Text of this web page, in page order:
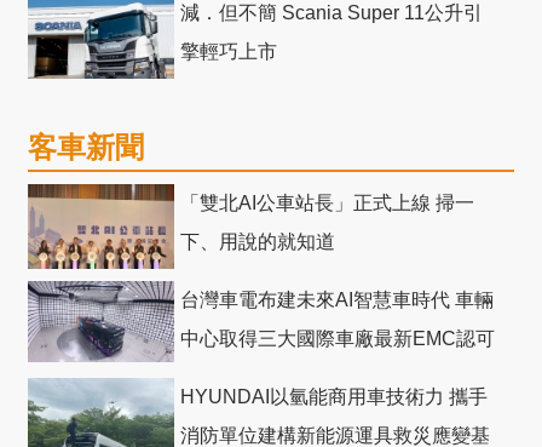
減．但不簡 Scania Super 11公升引
擎輕巧上市
客車新聞
「雙北AI公車站長」正式上線 掃一
下、用說的就知道
台灣車電布建未來AI智慧車時代 車輛
中心取得三大國際車廠最新EMC認可
HYUNDAI以氫能商用車技術力 攜手
消防單位建構新能源運具救災應變基